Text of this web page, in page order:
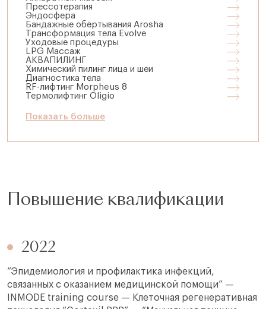
Прессотерапия
Эндосфера
Бандажные обёртывания Arosha
Трансформация тела Evolve
Уходовые процедуры
LPG Массаж
АКВАПИЛИНГ
Химический пилинг лица и шеи
Диагностика тела
RF-лифтинг Morpheus 8
Термолифтинг Oligio
Показать больше
Повышение квалификации
2022
“Эпидемиология и профилактика инфекций,
связанных с оказанием медицинской помощи” —
INMODE training course — Клеточная регенеративная